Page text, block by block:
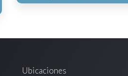
Ubicaciones